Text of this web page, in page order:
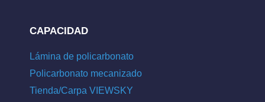
CAPACIDAD
Lámina de policarbonato
Policarbonato mecanizado
Tienda/Carpa VIEWSKY